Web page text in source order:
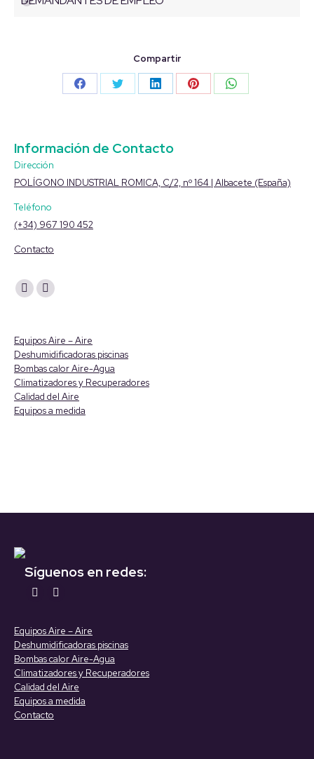
Compartir
Share
Share
Share
Share
Share
Información de Contacto
Dirección
POLÍGONO INDUSTRIAL ROMICA, C/2, nº 164 | Albacete (España)
Teléfono
(+34) 967 190 452
Contacto
Encuéntranos en:
YouTube
in
new
window
Linkedin
in
new
window
Equipos Aire – Aire
Deshumidificadoras piscinas
Bombas calor Aire-Agua
Climatizadores y Recuperadores
Calidad del Aire
Equipos a medida
Síguenos en redes:
Encuéntranos en:
opens
in
new
window
opens
in
new
window
Equipos Aire – Aire
Deshumidificadoras piscinas
Bombas calor Aire-Agua
Climatizadores y Recuperadores
Calidad del Aire
Equipos a medida
Contacto